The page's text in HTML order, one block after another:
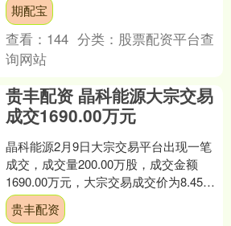
期配宝
查看： 144 分类： 股票配资平台查
询网站
贵丰配资 晶科能源大宗交易
成交1690.00万元
晶科能源2月9日大宗交易平台出现一笔
成交，成交量200.00万股，成交金额
1690.00万元，大宗交易成交价为8.45
元，相对今日收盘价折价1.05%。该笔交
易....
贵丰配资